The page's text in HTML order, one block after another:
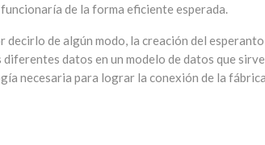
de la forma eficiente esperada.
decirlo de algún modo, la creación del esperanto
datos en un modelo de datos que
necesaria para lograr la conexión de la